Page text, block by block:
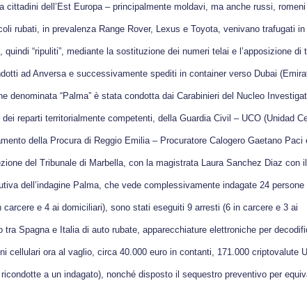
cittadini dell’Est Europa – principalmente moldavi, ma anche russi, romeni
rubati, in prevalenza Range Rover, Lexus e Toyota, venivano trafugati in
“ripuliti”, mediante la sostituzione dei numeri telai e l’apposizione di
ad Anversa e successivamente spediti in container verso Dubai
denominata “Palma” è stata condotta dai Carabinieri del Nucleo
reparti territorialmente competenti, della Guardia Civil – UCO (Unidad
della Procura di Reggio Emilia – Procuratore Calogero Gaetano Paci
del Tribunale di Marbella, con la magistrata Laura Sanchez Diaz con il
dell’indagine Palma, che vede complessivamente indagate 24 persone
e 4 ai domiciliari), sono stati eseguiti 9 arresti (6 in carcere e 3 ai
Spagna e Italia di auto rubate, apparecchiature elettroniche per
cellulari ora al vaglio, circa 40.000 euro in contanti, 171.000 criptovalute
a un indagato), nonché disposto il sequestro preventivo per